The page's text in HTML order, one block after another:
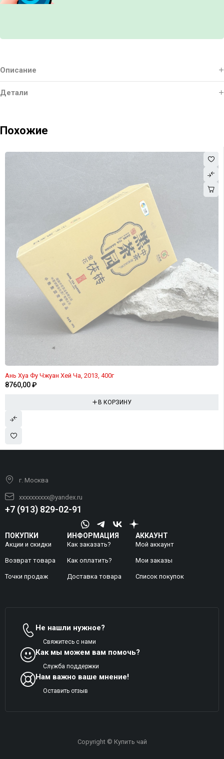
Описание
Детали
Похожие
Ань Хуа Фу Чжуан Хей Ча, 2013, 400г
8760,00₽
В КОРЗИНУ
г. Москва
xxxxxxxxxx@yandex.ru
+7 (913) 829-02-91
ПОКУПКИ
Акции и скидки
Возврат товара
Точки продаж
ИНФОРМАЦИЯ
Как заказать?
Как оплатить?
Доставка товара
АККАУНТ
Мой аккаунт
Mои заказы
Список покупок
Не нашли нужное?
Свяжитесь с нами
Как мы можем вам помочь?
Служба поддержки
Нам важно ваше мнение!
Оставить отзыв
Copyright © Купить чай